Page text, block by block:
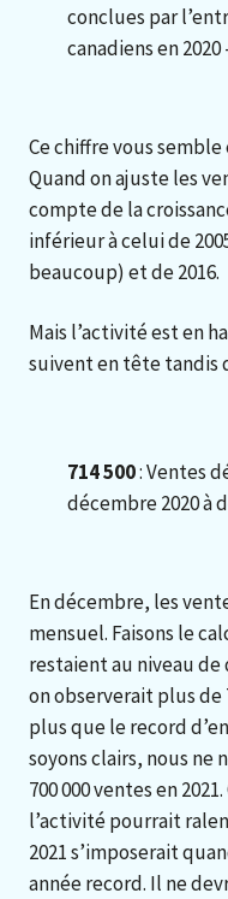
conclues par
canadiens en
Ce chiffre vous
Quand on ajuste les
compte de la
inférieur à celui de
beaucoup) et de 2016.
Mais l’activité est en
suivent en tête tandis
714 500: Ventes
décembre 2020 à
En décembre, les
mensuel. Faisons le
restaient au niveau
on observerait plus de
plus que le record
soyons clairs, nous ne
700 000 ventes en
l’activité pourrait
2021 s’imposerait
année record. Il ne